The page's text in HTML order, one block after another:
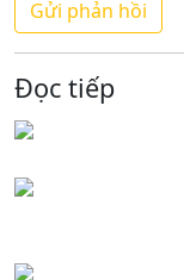
Đọc tiếp